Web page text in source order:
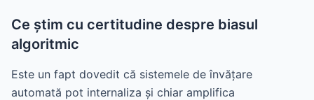
Ce știm cu certitudine despre biasul
algoritmic
Este un fapt dovedit că sistemele de învățare
automată pot internaliza și chiar amplifica